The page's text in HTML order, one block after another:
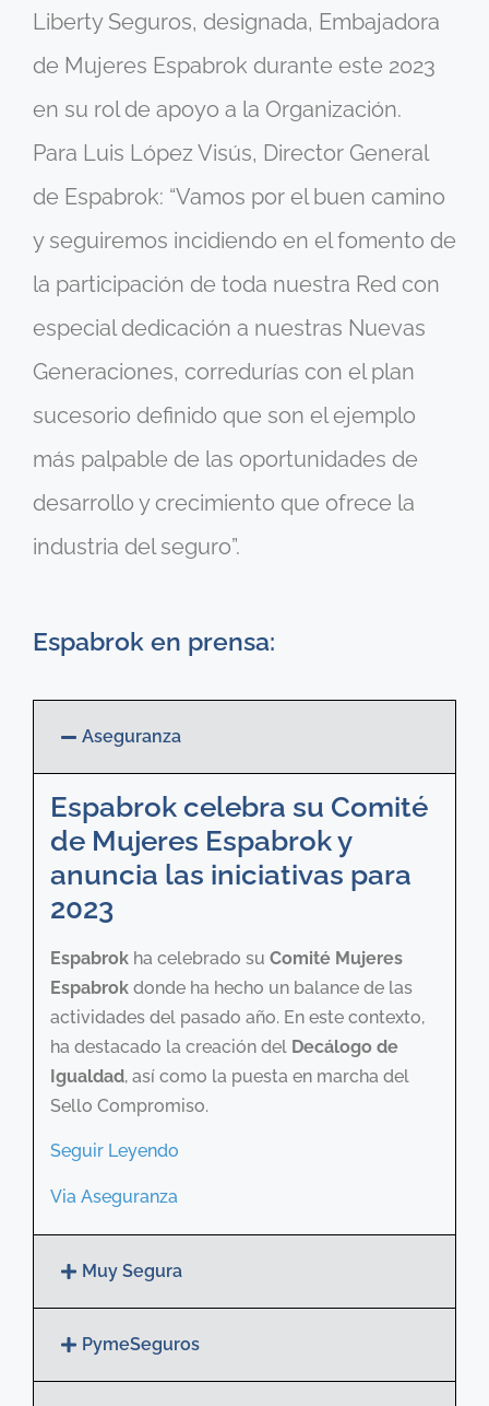
Liberty Seguros, designada, Embajadora
de Mujeres Espabrok durante este 2023
en su rol de apoyo a la Organización.
Para Luis López Visús, Director General
de Espabrok: “Vamos por el buen camino
y seguiremos incidiendo en el fomento de
la participación de toda nuestra Red con
especial dedicación a nuestras Nuevas
Generaciones, corredurías con el plan
sucesorio definido que son el ejemplo
más palpable de las oportunidades de
desarrollo y crecimiento que ofrece la
industria del seguro”.
Espabrok en prensa:
Aseguranza
Espabrok celebra su Comité
de Mujeres Espabrok y
anuncia las iniciativas para
2023
Espabrok ha celebrado su Comité Mujeres
Espabrok donde ha hecho un balance de las
actividades del pasado año. En este contexto,
ha destacado la creación del Decálogo de
Igualdad, así como la puesta en marcha del
Sello Compromiso.
Seguir Leyendo
Via Aseguranza
Muy Segura
PymeSeguros